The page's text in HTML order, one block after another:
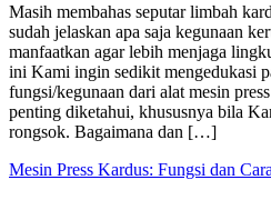
Masih membahas seputar limbah
sudah jelaskan apa saja kegunaan
manfaatkan agar lebih menjaga
ini Kami ingin sedikit mengedukasi
fungsi/kegunaan dari alat mesin
penting diketahui, khususnya bila
rongsok. Bagaimana dan […]
Mesin Press Kardus: Fungsi dan